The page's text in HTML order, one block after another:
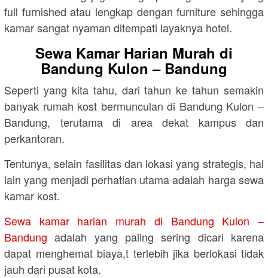
full furnished atau lengkap dengan furniture sehingga
kamar sangat nyaman ditempati layaknya hotel.
Sewa Kamar Harian Murah di
Bandung Kulon – Bandung
Seperti yang kita tahu, dari tahun ke tahun semakin
banyak rumah kost bermunculan di Bandung Kulon –
Bandung, terutama di area dekat kampus dan
perkantoran.
Tentunya, selain fasilitas dan lokasi yang strategis, hal
lain yang menjadi perhatian utama adalah harga sewa
kamar kost.
Sewa kamar harian murah di Bandung Kulon –
Bandung adalah yang paling sering dicari karena
dapat menghemat biaya,t terlebih jika berlokasi tidak
jauh dari pusat kota.